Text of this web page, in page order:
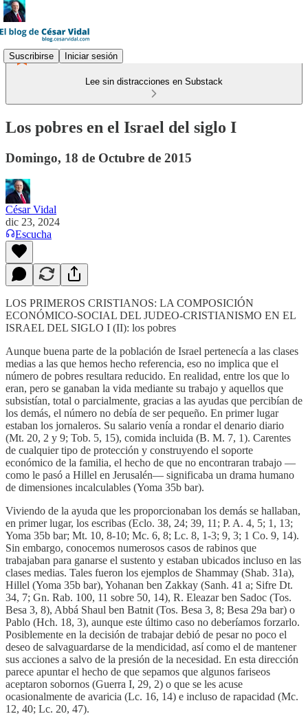
Suscribirse Iniciar sesión
Lee sin distracciones en Substack
Los pobres en el Israel del siglo I
Domingo, 18 de Octubre de 2015
César Vidal
dic 23, 2024
Escucha
LOS PRIMEROS CRISTIANOS: LA COMPOSICIÓN
ECONÓMICO-SOCIAL DEL JUDEO-CRISTIANISMO EN EL
ISRAEL DEL SIGLO I (II): los pobres
Aunque buena parte de la población de Israel pertenecía a las clases
medias a las que hemos hecho referencia, eso no implica que el
número de pobres resultara reducido. En realidad, entre los que lo
eran, pero se ganaban la vida mediante su trabajo y aquellos que
subsistían, total o parcialmente, gracias a las ayudas que percibían de
los demás, el número no debía de ser pequeño. En primer lugar
estaban los jornaleros. Su salario venía a rondar el denario diario
(Mt. 20, 2 y 9; Tob. 5, 15), comida incluida (B. M. 7, 1). Carentes
de cualquier tipo de protección y construyendo el soporte
económico de la familia, el hecho de que no encontraran trabajo —
como le pasó a Hillel en Jerusalén— significaba un drama humano
de dimensiones incalculables (Yoma 35b bar).
Viviendo de la ayuda que les proporcionaban los demás se hallaban,
en primer lugar, los escribas (Eclo. 38, 24; 39, 11; P. A. 4, 5; 1, 13;
Yoma 35b bar; Mt. 10, 8-10; Mc. 6, 8; Lc. 8, 1-3; 9, 3; 1 Co. 9, 14).
Sin embargo, conocemos numerosos casos de rabinos que
trabajaban para ganarse el sustento y estaban ubicados incluso en las
clases medias. Tales fueron los ejemplos de Shammay (Shab. 31a),
Hillel (Yoma 35b bar), Yohanan ben Zakkay (Sanh. 41 a; Sifre Dt.
34, 7; Gn. Rab. 100, 11 sobre 50, 14), R. Eleazar ben Sadoc (Tos.
Besa 3, 8), Abbá Shaul ben Batnit (Tos. Besa 3, 8; Besa 29a bar) o
Pablo (Hch. 18, 3), aunque este último caso no deberíamos forzarlo.
Posiblemente en la decisión de trabajar debió de pesar no poco el
deseo de salvaguardarse de la mendicidad, así como el de mantener
sus acciones a salvo de la presión de la necesidad. En esta dirección
parece apuntar el hecho de que sepamos que algunos fariseos
aceptaron sobornos (Guerra I, 29, 2) o que se les acuse
ocasionalmente de avaricia (Lc. 16, 14) e incluso de rapacidad (Mc.
12, 40; Lc. 20, 47).